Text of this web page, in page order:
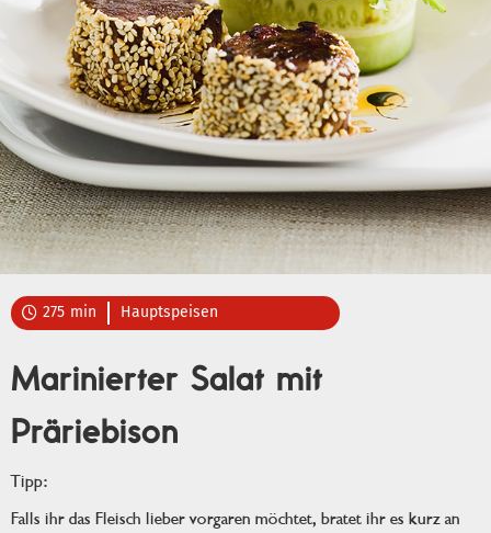
 275 min Hauptspeisen
Marinierter Salat mit
Präriebison
Tipp:
Falls ihr das Fleisch lieber vorgaren möchtet, bratet ihr es kurz an